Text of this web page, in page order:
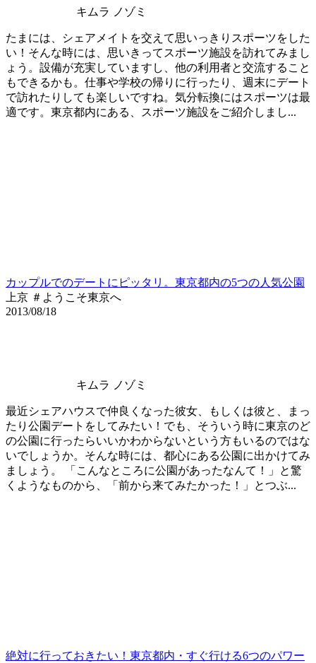
キムラ ノゾミ
たまには、シェアメイトを交えて思いっきりスポーツをした
い！そんな時には、思いきってスポーツ施設を訪れてみまし
ょう。設備が充実していますし、他の利用者と交流すること
もできるかも。仕事や学校の帰りに行ったり、週末にデート
で訪れたりしても楽しいですね。気分転換にはスポーツは最
適です。東京都内にある、スポーツ施設をご紹介しまし...
カップルでのデートにピッタリ。東京都内の5つの人気公園
上京 ＃ようこそ東京へ
2013/08/18
キムラ ノゾミ
最近シェアハウスで仲良くなった彼女、もしくは彼と、まっ
たり公園デートをしてみたい！でも、そういう時に東京のど
の公園に行ったらいいかわからないという方もいるのではな
いでしょうか。そんな時には、都心にある公園に出かけてみ
ましょう。 「こんなところに公園があったなんて！」と驚
くようなものから、「前から来てみたかった！」とつぶ...
絶対に行っておきたい！東京都内・すぐ行ける6つのパワー